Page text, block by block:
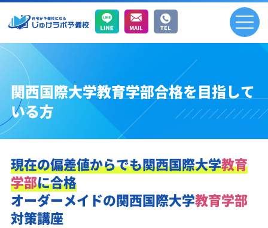
関西国際大学教育学部合格を目指して
いる方
現在の偏差値からでも関西国際大学教育
学部に合格
オーダーメイドの関西国際大学教育学部
対策講座